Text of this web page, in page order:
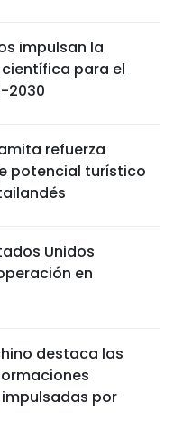
impulsan la
para el
2030
refuerza
potencial turístico
Unidos
en
destaca las
por